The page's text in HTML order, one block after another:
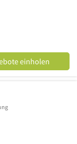
einholen